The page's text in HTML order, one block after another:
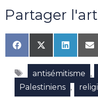
Partager
Share
on
Facebook
Share
on
X
(Twitter)
Share
on
Étiquettes
antisémitisme ,
Palestiniens ,